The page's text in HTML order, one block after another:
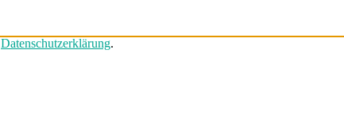
Datenschutzerklärung.